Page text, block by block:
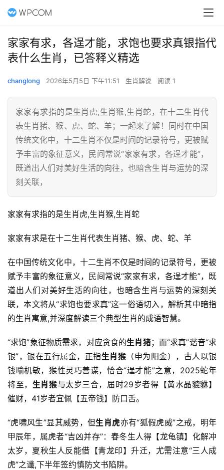
家家有求，各逞才能，求饱也要求真银指代
表什么生肖，已答释义精选
changlong 2026年5月5日 下午11:51 生肖解说 阅读 1
家家有求指的是生肖虎,生肖猴,生肖蛇，在十二生肖代
表生肖猪、猴、虎、蛇、羊；一起来了解！同时在中国
传统文化中，十二生肖不仅是时间的记录符号，更被赋
予丰富的象征意义，民间常说“家家有求，各逞才能”，
既道出人们对美好生活的向往，也暗含生肖与运势的深
刻关联，
家家有求指的是生肖虎,生肖猴,生肖蛇
家家有求是在十二生肖代表生肖猪、猴、虎、蛇、羊
在中国传统文化中，十二生肖不仅是时间的记录符号，更被
赋予丰富的象征意义，民间常说“家家有求，各逞才能”，既
道出人们对美好生活的向往，也暗含生肖与运势的深刻关
联，本文将从“求饱也要求真”这一俗语切入，解析其中暗指
的生肖寓意,并深度解读三个典型生肖的成语智慧。
“求饱”象征物质需求，对应贪食的生肖猪；而“求真”谐音“求
银”，银在五行属金，正指生肖猴 （申为阳金），古人以银
钱喻机敏，猴性灵巧善谋，恰合“逞才能”之意，2025蛇年
将至， 生肖猴与太岁三合，届时29岁者得【黄水晶貔貅】
催财，41岁者宜佩【五帝钱】防口舌。
“虎啸风生”显其威势，但生肖虎亦有“狐假虎威”之戒，明年
甲辰年，属虎者“吉凶并存”：春冬生人得【龙龟镇】化解冲
太岁，夏秋生人反能借【青龙印】升迁，尤需注意“三人成
虎”之谶,下半年签约慎防文书陷阱。